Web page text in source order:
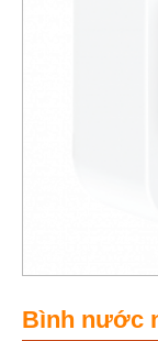
Bình nước